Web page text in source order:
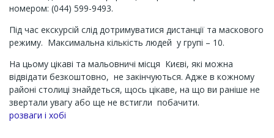
номером: (044) 599-9493.
Під час екскурсій слід дотримуватися дистанції та маскового
режиму. Максимальна кількість людей у групі – 10.
На цьому цікаві та мальовничі місця Києві, які можна
відвідати безкоштовно, не закінчуються. Адже в кожному
районі столиці знайдеться, щось цікаве, на що ви раніше не
звертали увагу або ще не встигли побачити.
Channel
розваги і хобі